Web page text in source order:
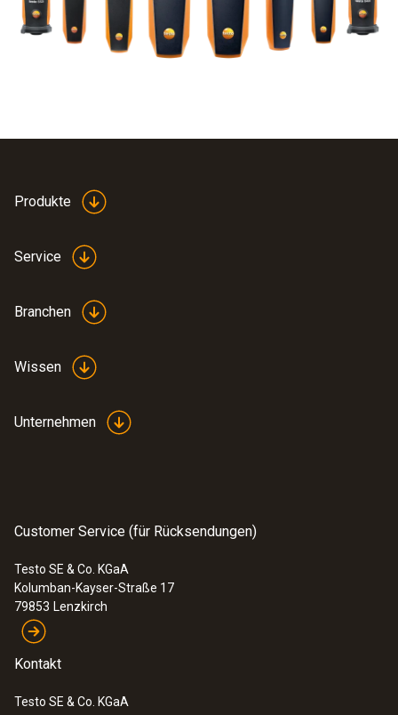
Produkte
Service
Branchen
Wissen
Unternehmen
Customer Service (für Rücksendungen)
Testo SE & Co. KGaA
Kolumban-Kayser-Straße 17
79853 Lenzkirch
Kontakt
Testo SE & Co. KGaA